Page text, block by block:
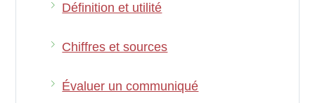
Définition et utilité
Chiffres et sources
Évaluer un communiqué